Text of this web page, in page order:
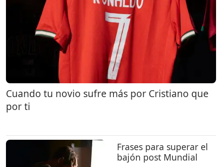
Cuando tu novio sufre más por Cristiano que
por ti
Frases para superar el
bajón post Mundial